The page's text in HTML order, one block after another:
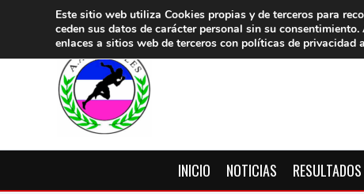
contenido
INICIO NOTICIAS RESULTADOS
Este sitio web utiliza Cookies propias y de terceros para
ceden sus datos de carácter personal sin su consentimiento.
enlaces a sitios web de terceros con políticas de privacidad